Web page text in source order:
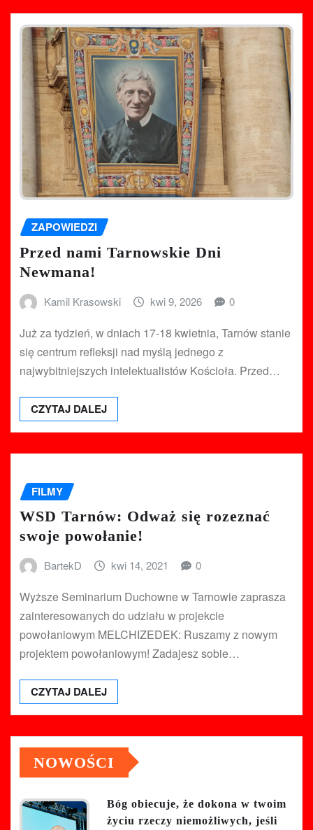
ZAPOWIEDZI
Przed nami Tarnowskie Dni
Newmana!
Kamil Krasowski kwi 9, 2026 0
Już za tydzień, w dniach 17-18 kwietnia, Tarnów stanie
się centrum refleksji nad myślą jednego z
najwybitniejszych intelektualistów Kościoła. Przed…
CZYTAJ DALEJ
FILMY
WSD Tarnów: Odważ się rozeznać
swoje powołanie!
BartekD kwi 14, 2021 0
Wyższe Seminarium Duchowne w Tarnowie zaprasza
zainteresowanych do udziału w projekcie
powołaniowym MELCHIZEDEK: Ruszamy z nowym
projektem powołaniowym! Zadajesz sobie…
CZYTAJ DALEJ
NOWOŚCI
Bóg obiecuje, że dokona w twoim
życiu rzeczy niemożliwych, jeśli